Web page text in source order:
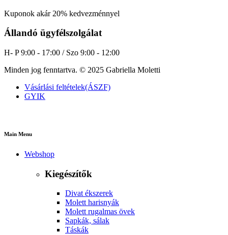
Kuponok akár 20% kedvezménnyel
Állandó ügyfélszolgálat
H- P 9:00 - 17:00 / Szo 9:00 - 12:00
Minden jog fenntartva. © 2025 Gabriella Moletti
Vásárlási feltételek(ÁSZF)
GYIK
Main Menu
Webshop
Kiegészítők
Divat ékszerek
Molett harisnyák
Molett rugalmas övek
Sapkák, sálak
Táskák